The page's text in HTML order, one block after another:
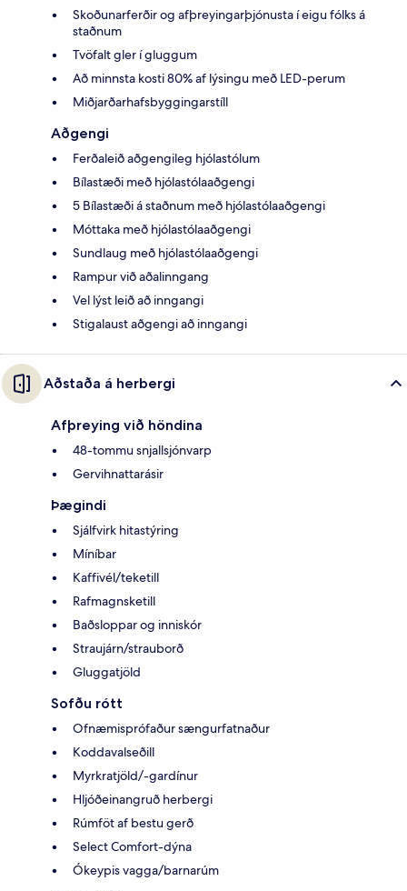
Skoðunarferðir og afþreyingarþjónusta í eigu fólks á
staðnum
Tvöfalt gler í gluggum
Að minnsta kosti 80% af lýsingu með LED-perum
Miðjarðarhafsbyggingarstíll
Aðgengi
Ferðaleið aðgengileg hjólastólum
Bílastæði með hjólastólaaðgengi
5 Bílastæði á staðnum með hjólastólaaðgengi
Móttaka með hjólastólaaðgengi
Sundlaug með hjólastólaaðgengi
Rampur við aðalinngang
Vel lýst leið að inngangi
Stigalaust aðgengi að inngangi
Aðstaða á herbergi
Afþreying við höndina
48-tommu snjallsjónvarp
Gervihnattarásir
Þægindi
Sjálfvirk hitastýring
Míníbar
Kaffivél/teketill
Rafmagnsketill
Baðsloppar og inniskór
Straujárn/strauborð
Gluggatjöld
Sofðu rótt
Ofnæmisprófaður sængurfatnaður
Koddavalseðill
Myrkratjöld/-gardínur
Hljóðeinangruð herbergi
Rúmföt af bestu gerð
Select Comfort-dýna
Ókeypis vagga/barnarúm